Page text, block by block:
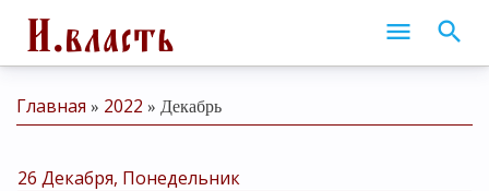
Главная » 2022 » Декабрь
26 Декабря, Понедельник